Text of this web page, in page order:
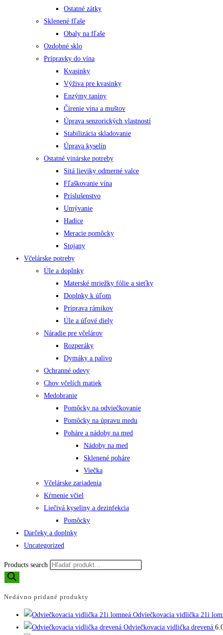
Ostatné zátky
Sklenené fľaše
Obaly na fľaše
Ozdobné sklo
Prípravky do vína
Kvasinky
Výživa pre kvasinky
Enzýmy taníny
Čírenie vína a muštov
Úprava senzorických vlastností
Stabilizácia skladovanie
Úprava kyselín
Ostatné vinárske potreby
Sitá lieviky odmerné valce
Fľaškovanie vína
Príslušenstvo
Umývanie
Hadice
Meracie pomôcky
Stojany
Včelárske potreby
Úle a doplnky
Materské mriežky fólie a sieťky
Doplnky k úľom
Príprava rámikov
Úle a úľové diely
Náradie pre včelárov
Rozperáky
Dymáky a palivo
Ochranné odevy
Chov včelích matiek
Medobranie
Pomôcky na odviečkovanie
Pomôcky na úpravu medu
Poháre a nádoby na med
Nádoby na med
Sklenené poháre
Viečka
Včelárske zariadenia
Kŕmenie včiel
Liečivá kyseliny a dezinfekcia
Pomôcky
Darčeky a doplnky
Uncategorized
Products search
Nedávno pridané produkty
Odviečkovacia vidlička 21i
Odviečkovacia vidlička drevená